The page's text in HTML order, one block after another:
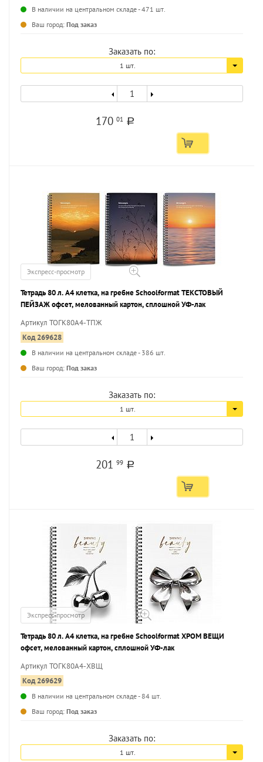
В наличии на центральном складе - 471 шт.
Ваш город: Под заказ
Заказать по:
1 шт.
17001 a
Экспресс-просмотр
Тетрадь 80 л. А4 клетка, на гребне Schoolformat ТЕКСТОВЫЙ
ПЕЙЗАЖ офсет, мелованный картон, сплошной УФ-лак
Артикул ТОГК80А4-ТПЖ
Код 269628
В наличии на центральном складе - 386 шт.
Ваш город: Под заказ
Заказать по:
1 шт.
20199 a
Экспресс-просмотр
Тетрадь 80 л. А4 клетка, на гребне Schoolformat ХРОМ ВЕЩИ
офсет, мелованный картон, сплошной УФ-лак
Артикул ТОГК80А4-ХВЩ
Код 269629
В наличии на центральном складе - 84 шт.
Ваш город: Под заказ
Заказать по:
1 шт.